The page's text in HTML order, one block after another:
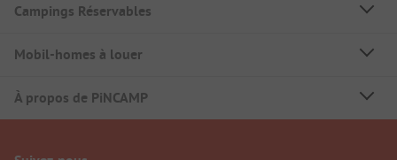
Campings Réservables
Mobil-homes à louer
À propos de PiNCAMP